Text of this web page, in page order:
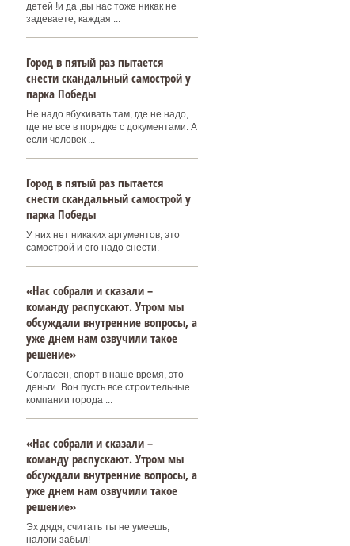
детей !и да ,вы нас тоже никак не
задеваете, каждая ...
Город в пятый раз пытается
снести скандальный самострой у
парка Победы
Не надо вбухивать там, где не надо,
где не все в порядке с документами. А
если человек ...
Город в пятый раз пытается
снести скандальный самострой у
парка Победы
У них нет никаких аргументов, это
самострой и его надо снести.
«Нас собрали и сказали –
команду распускают. Утром мы
обсуждали внутренние вопросы, а
уже днем нам озвучили такое
решение»
Согласен, спорт в наше время, это
деньги. Вон пусть все строительные
компании города ...
«Нас собрали и сказали –
команду распускают. Утром мы
обсуждали внутренние вопросы, а
уже днем нам озвучили такое
решение»
Эх дядя, считать ты не умеешь,
налоги забыл!